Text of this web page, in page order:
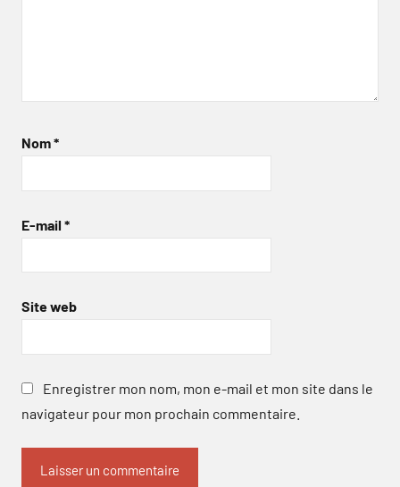
Nom*
E-mail *
Site web
Enregistrer mon nom, mon e-mail et mon site dans le
navigateur pour mon prochain commentaire.